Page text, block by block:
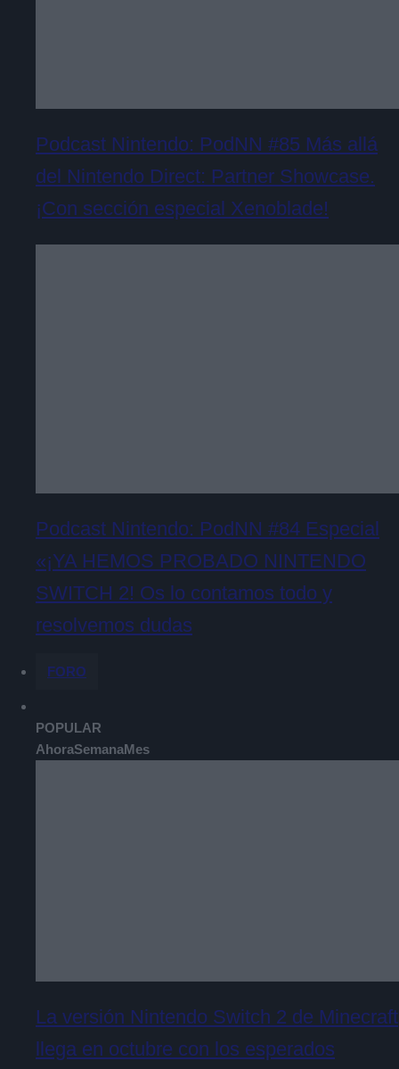
Podcast Nintendo: PodNN #85 Más allá
del Nintendo Direct: Partner Showcase.
¡Con sección especial Xenoblade!
Podcast Nintendo: PodNN #84 Especial
«¡YA HEMOS PROBADO NINTENDO
SWITCH 2! Os lo contamos todo y
resolvemos dudas
FORO
POPULAR
AhoraSemanaMes
La versión Nintendo Switch 2 de Minecraft
llega en octubre con los esperados